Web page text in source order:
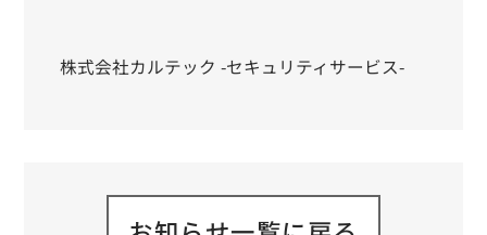
株式会社カルテック -セキュリティサービス-